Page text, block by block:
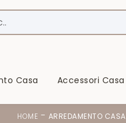
Casa Accessori Casa
HOME - ARREDAMENTO CASA